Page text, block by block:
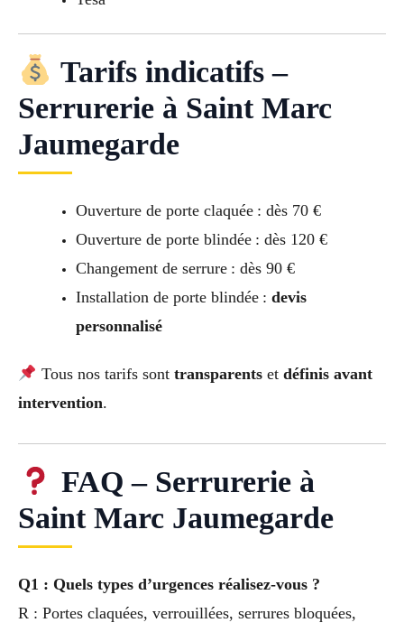
Tarifs indicatifs –
Serrurerie à Saint Marc
Jaumegarde
Ouverture de porte claquée : dès 70 €
Ouverture de porte blindée : dès 120 €
Changement de serrure : dès 90 €
Installation de porte blindée : devis
personnalisé
Tous nos tarifs sont transparentset définis avant
intervention.
FAQ – Serrurerie à
Saint Marc Jaumegarde
Q1 : Quels types d’urgences réalisez-vous ?
R : Portes claquées, verrouillées, serrures bloquées,